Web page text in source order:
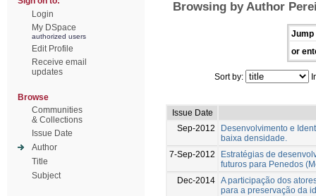
Login
My DSpace
authorized users
Edit Profile
Receive email
updates
Browse
Communities
& Collections
Issue Date
Author
Title
Subject
Browsing by Author
Jump
or
Sort by:
Issue Date
Sep-2012
Desenvolvimento e
baixa densidade.
7-Sep-2012
Estratégias de
futuros para Penedos
Dec-2014 A participação dos
para a preservação da